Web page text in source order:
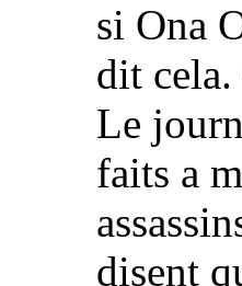
si Ona
dit
Le
faits a
disent